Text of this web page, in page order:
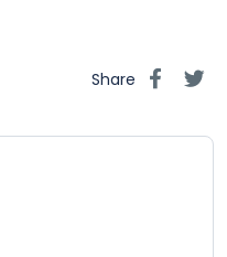
Share